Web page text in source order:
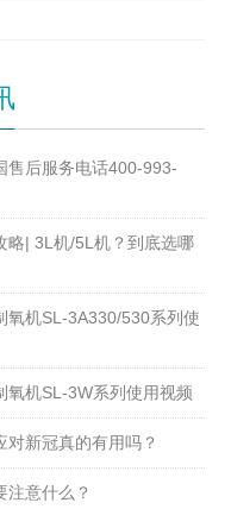
售后服务电话400-993-
略| 3L机/5L机？到底选哪
氧机SL-3A330/530系列使
氧机SL-3W系列使用视频
对新冠真的有用吗？
注意什么？